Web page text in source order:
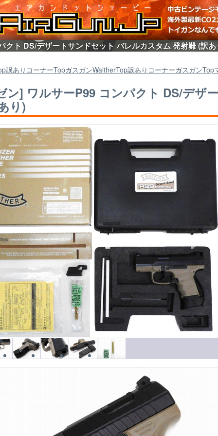
クト DS/デザートサンドセット バレルカスタム 発射難 (訳
訳ありコーナーTopガスガンWaltherTop訳ありコーナーガスガンTop
ン] ワルサーP99 コンパクト DS/デザ
り)